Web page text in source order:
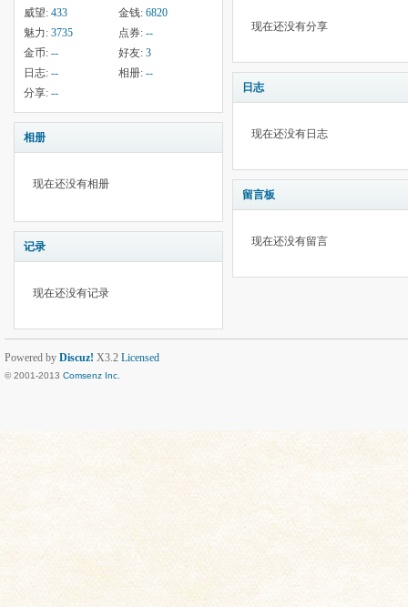
威望: 433 金钱: 6820
魅力: 3735 点券: --
金币: -- 好友: 3
日志: -- 相册: --
分享: --
相册
现在还没有相册
记录
现在还没有记录
现在还没有分享
日志
现在还没有日志
留言板
现在还没有留言
Powered by Discuz! X3.2 Licensed
© 2001-2013 Comsenz Inc.